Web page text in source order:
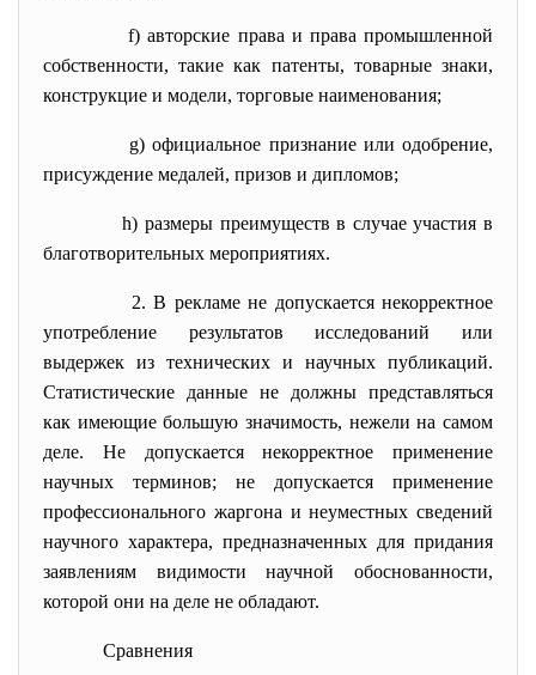
f) авторские права и права промышленной
собственности, такие как патенты, товарные знаки,
конструкцие и модели, торговые наименования;
g) официальное признание или одобрение,
присуждение медалей, призов и дипломов;
h) размеры преимуществ в случае участия в
благотворительных мероприятиях.
2. В рекламе не допускается некорректное
употребление результатов исследований или
выдержек из технических и научных публикаций.
Статистические данные не должны представляться
как имеющие большую значимость, нежели на самом
деле. Не допускается некорректное применение
научных терминов; не допускается применение
профессионального жаргона и неуместных сведений
научного характера, предназначенных для придания
заявлениям видимости научной обоснованности,
которой они на деле не обладают.
Сравнения